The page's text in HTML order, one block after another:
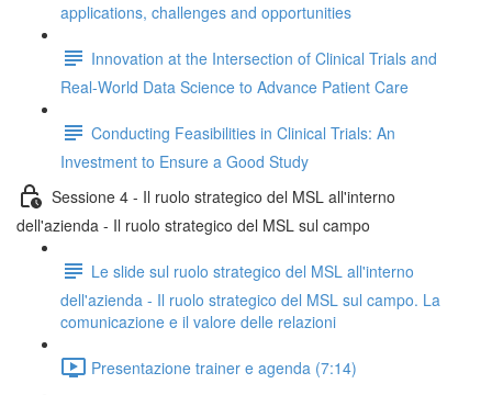
applications, challenges and opportunities
Innovation at the Intersection of Clinical Trials and
Real-World Data Science to Advance Patient Care
Conducting Feasibilities in Clinical Trials: An
Investment to Ensure a Good Study
Sessione 4 - Il ruolo strategico del MSL all'interno
dell'azienda - Il ruolo strategico del MSL sul campo
Le slide sul ruolo strategico del MSL all'interno
dell'azienda - Il ruolo strategico del MSL sul campo. La
comunicazione e il valore delle relazioni
Presentazione trainer e agenda (7:14)